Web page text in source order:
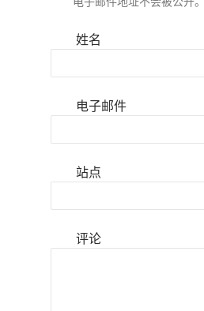
姓名
电子邮件
站点
评论